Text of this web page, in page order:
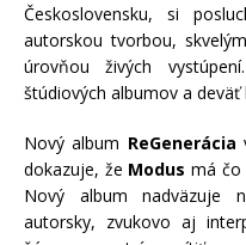
Československu, si
autorskou tvorbou,
úrovňou živých
štúdiových albumov a deväť
Nový album ReGenerácia
dokazuje, že Modus má čo
Nový album nadväzuje
autorsky, zvukovo aj